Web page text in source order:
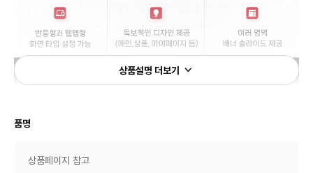
상품설명 더보기
품명
상품페이지 참고